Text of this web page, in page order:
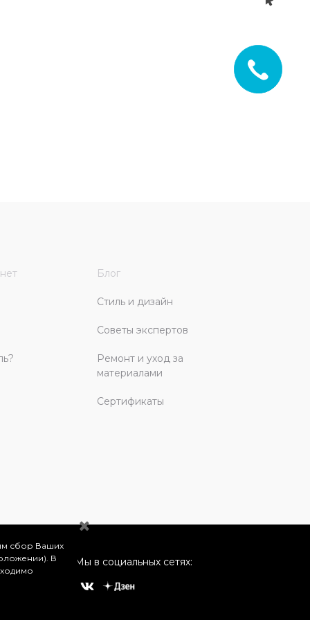
Блог
Стиль и дизайн
Советы экспертов
Ремонт и уход за
материалами
Сертификаты
Мы в социальных сетях:
сбор Ваших
В